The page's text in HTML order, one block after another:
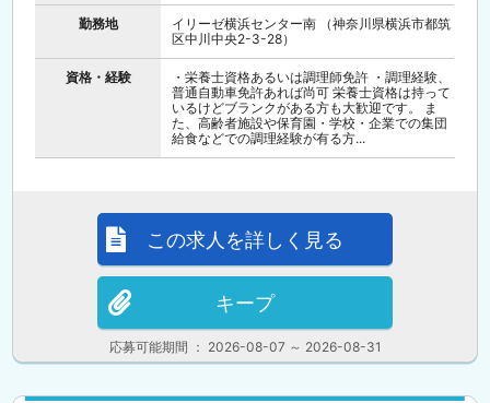
勤務地
イリーゼ横浜センター南 （神奈川県横浜市都筑
区中川中央2-3-28）
資格・経験
・栄養士資格あるいは調理師免許 ・調理経験、
普通自動車免許あれば尚可 栄養士資格は持って
いるけどブランクがある方も大歓迎です。 ま
た、高齢者施設や保育園・学校・企業での集団
給食などでの調理経験が有る方...
応募可能期間 ： 2026-08-07 ～ 2026-08-31
この求人を詳しく見る
キープ